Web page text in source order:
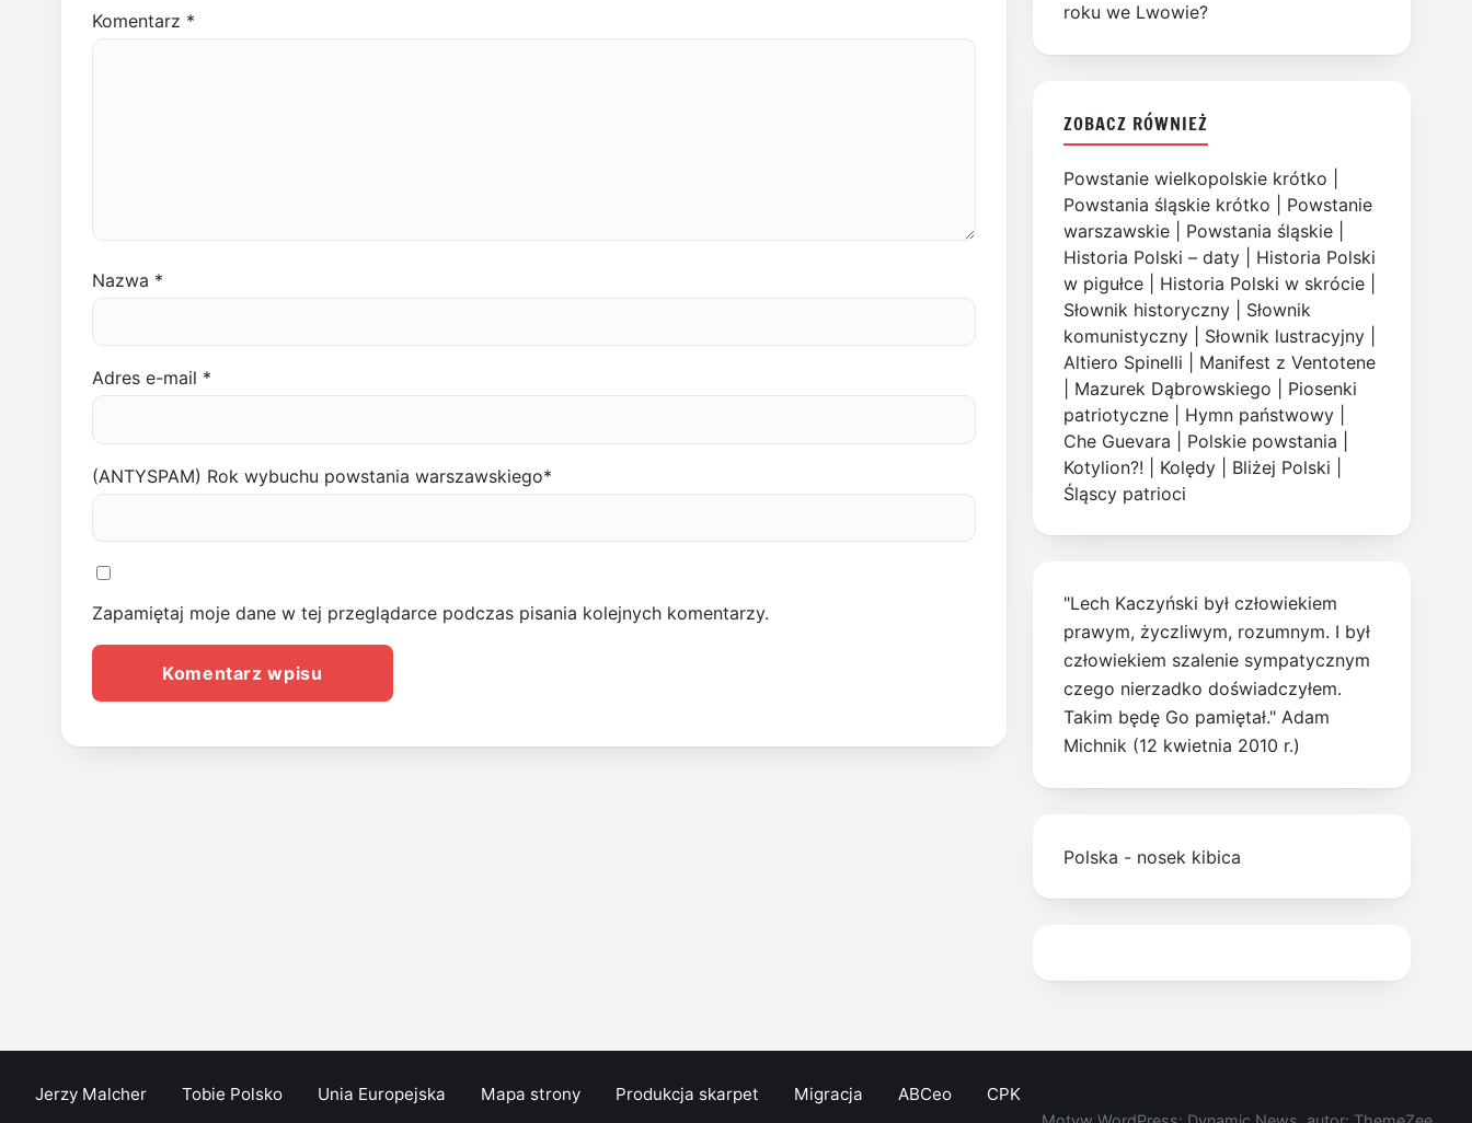
Komentarz *
Nazwa *
Adres e-mail *
(ANTYSPAM) Rok wybuchu powstania warszawskiego*
Zapamiętaj moje dane w tej przeglądarce podczas pisania kolejnych komentarzy.
roku we Lwowie?
ZOBACZ RÓWNIEŻ
Powstanie wielkopolskie krótko
Powstania śląskie krótko
Powstanie
warszawskie
Powstania śląskie
Historia Polski – daty
Historia Polski
w pigułce
Historia Polski w skrócie
Słownik historyczny
Słownik
komunistyczny
Słownik lustracyjny
Altiero Spinelli
Manifest z Ventotene
Mazurek Dąbrowskiego
Piosenki
patriotyczne
Hymn państwowy
Che Guevara
Polskie powstania
Kotylion?!
Kolędy Bliżej Polski
Śląscy patrioci
"Lech Kaczyński był człowiekiem
prawym, życzliwym, rozumnym. I był
człowiekiem szalenie sympatycznym
czego nierzadko doświadczyłem.
Takim będę Go pamiętał." Adam
Michnik (12 kwietnia 2010 r.)
Polska - nosek kibica
Jerzy Malcher Tobie Polsko Unia Europejska Mapa strony Produkcja skarpet Migracja ABCeo CPK